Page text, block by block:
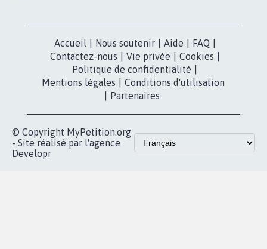
Accueil Nous soutenir Aide FAQ
Contactez-nous
Vie privée Cookies
Politique de confidentialité
Mentions légales
Conditions d'utilisation
Partenaires
© Copyright MyPetition.org
- Site réalisé par l'agence
Developr